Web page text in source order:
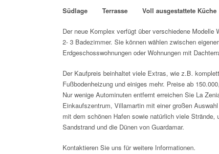
Südlage
Terrasse Voll ausgestattete Küche
Der neue Komplex verfügt über verschiedene Modelle
2- 3 Badezimmer. Sie können wählen zwischen
Erdgeschosswohnungen oder Wohnungen mit
Der Kaufpreis beinhaltet viele Extras, wie z.B.
Fußbodenheizung und einiges mehr. Preise ab
Nur wenige Autominuten entfernt erreichen Sie La
Einkaufszentrum, Villamartin mit einer großen
mit dem schönen Hafen sowie natürlich viele Strände,
Sandstrand und die Dünen von Guardamar.
Kontaktieren Sie uns für weitere Informationen.